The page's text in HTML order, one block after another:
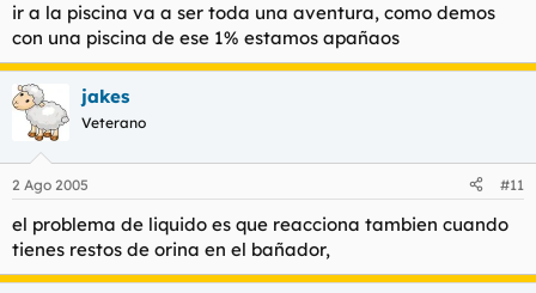
ir a la piscina va a ser toda una aventura, como demos
con una piscina de ese 1% estamos apañaos
jakes
Veterano
2 Ago 2005 #11
el problema de liquido es que reacciona tambien cuando
tienes restos de orina en el bañador,